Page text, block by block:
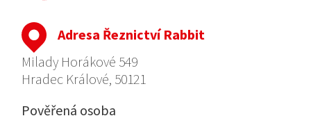
Adresa Řeznictví Rabbit
Milady Horákové 549
Hradec Králové, 50121
Pověřená osoba